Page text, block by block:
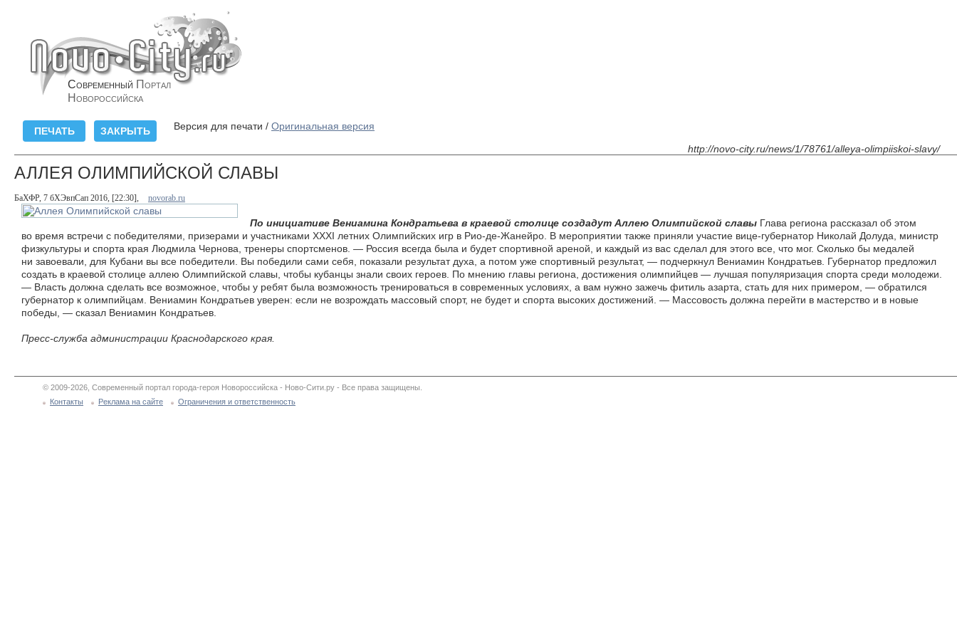
Современный Портал
Новороссийска
Версия для печати / Оригинальная версия
http://novo-city.ru/news/1/78761/alleya-olimpiiskoi-slavy/
АЛЛЕЯ ОЛИМПИЙСКОЙ СЛАВЫ
БаХФР, 7 бХЭвпСап 2016, [22:30], novorab.ru
По инициативе Вениамина Кондратьева в краевой столице создадут Аллею Олимпийской славы Глава региона рассказал об этом
во время встречи с победителями, призерами и участниками XXXI летних Олимпийских игр в Рио-де-Жанейро. В мероприятии также приняли участие вице-губернатор Николай Долуда, министр
физкультуры и спорта края Людмила Чернова, тренеры спортсменов. — Россия всегда была и будет спортивной ареной, и каждый из вас сделал для этого все, что мог. Сколько бы медалей
ни завоевали, для Кубани вы все победители. Вы победили сами себя, показали результат духа, а потом уже спортивный результат, — подчеркнул Вениамин Кондратьев. Губернатор предложил
создать в краевой столице аллею Олимпийской славы, чтобы кубанцы знали своих героев. По мнению главы региона, достижения олимпийцев — лучшая популяризация спорта среди молодежи.
— Власть должна сделать все возможное, чтобы у ребят была возможность тренироваться в современных условиях, а вам нужно зажечь фитиль азарта, стать для них примером, — обратился
губернатор к олимпийцам. Вениамин Кондратьев уверен: если не возрождать массовый спорт, не будет и спорта высоких достижений. — Массовость должна перейти в мастерство и в новые
победы, — сказал Вениамин Кондратьев.
Пресс-служба администрации Краснодарского края.
© 2009-2026, Современный портал города-героя Новороссийска - Ново-Сити.ру - Все права защищены.
Контакты
Реклама на сайте Ограничения и ответственность